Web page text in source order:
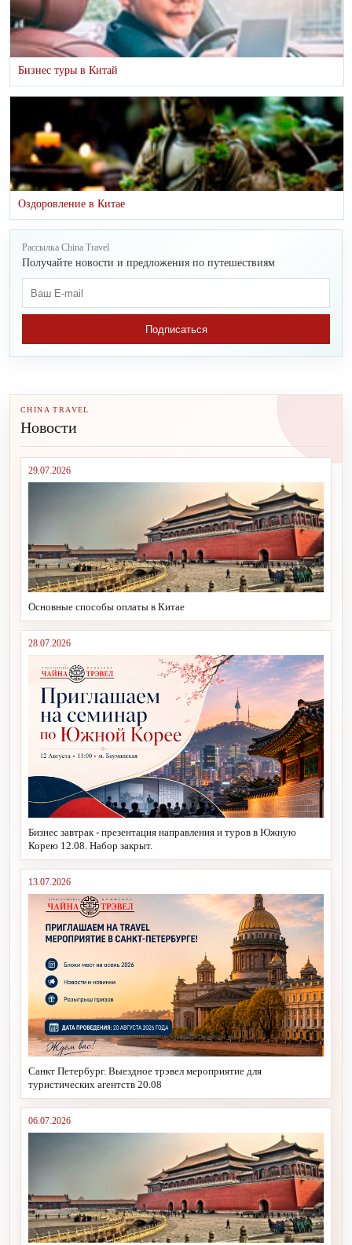
Бизнес туры в Китай
Оздоровление в Китае
Рассылка China Travel
Получайте новости и предложения по путешествиям
Подписаться
CHINA TRAVEL
Новости
29.07.2026
Основные способы оплаты в Китае
28.07.2026
Бизнес завтрак - презентация направления и туров в Южную
Корею 12.08. Набор закрыт.
13.07.2026
Санкт Петербург. Выездное трэвел мероприятие для
туристических агентств 20.08
06.07.2026